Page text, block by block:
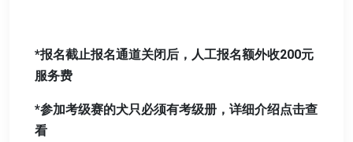
*报名截止报名通道关闭后，人工报名额外收200元
服务费
*参加考级赛的犬只必须有考级册，详细介绍点击查
看